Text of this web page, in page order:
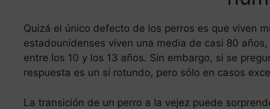
Quizá el único defecto de los perros es que viven
estadounidenses viven una media de casi 80
entre los 10 y los 13 años. Sin embargo, si se
respuesta es un sí rotundo, pero sólo en casos
La transición de un perro a la vejez puede